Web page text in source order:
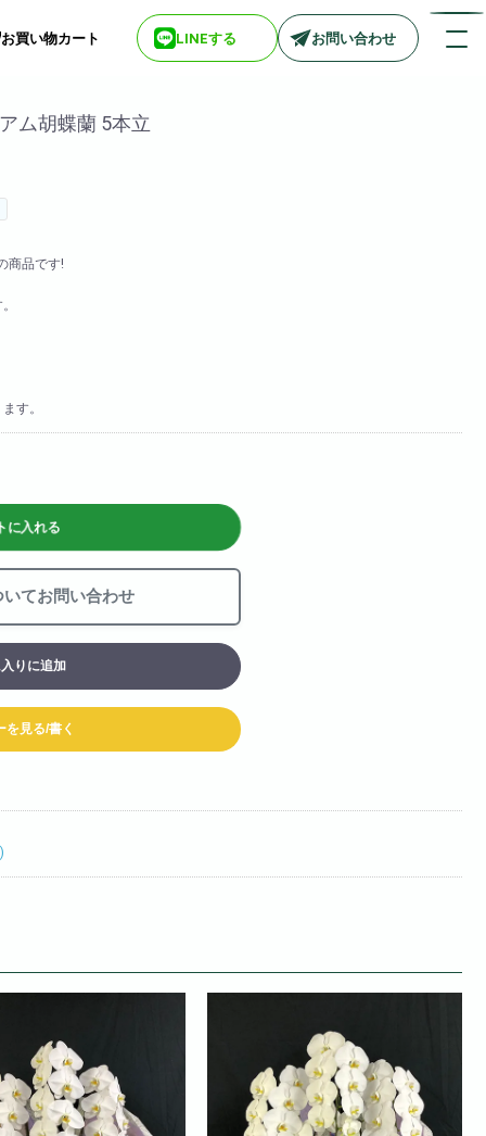
お買い物カート LINEする お問い合わせ
> biotop 北新地店
お買い物カート
Tel:06-6313-8787
Fax:06-6313-9393
ム胡蝶蘭 5本立
商品です!
す。
に入れる
てお問い合わせ
りに追加
を見る/書く